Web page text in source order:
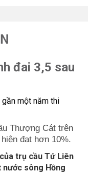
đai 3,5 sau
Thượng Cát trên
đạt hơn 10%.
trụ cầu Tứ Liên
sông Hồng